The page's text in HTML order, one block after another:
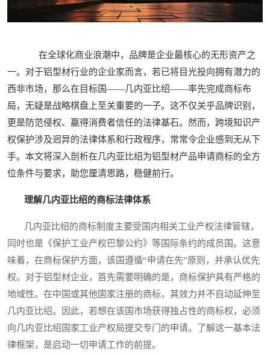
在全球化商业浪潮中，品牌是企业最核心的无形资产之
一。对于铝型材行业的企业家而言，若已将目光投向拥有潜力的
西非市场，那么在目标国——几内亚比绍——率先完成商标布
局，无疑是战略棋盘上至关重要的一子。这不仅关乎品牌识别，
更是防范侵权、赢得消费者信任的法律基石。然而，跨境知识产
权保护涉及迥异的法律体系和行政程序，常常令企业感到无从下
手。本文将深入剖析在几内亚比绍为铝型材产品申请商标的全方
位条件与要求，助您厘清思路，稳健前行。
理解几内亚比绍的商标法律体系
几内亚比绍的商标制度主要受国内相关工业产权法律管辖，
同时也是《保护工业产权巴黎公约》等国际条约的成员国。这意
味着，在商标保护方面，该国遵循“申请在先”原则，并承认优先
权。对于铝型材企业，首先需要明确的是，商标保护具有严格的
地域性。在中国或其他国家注册的商标，其效力并不自动延伸至
几内亚比绍。因此，若想在该国市场获得独占性的商标权，必须
向几内亚比绍国家工业产权局提交专门的申请。了解这一基本法
律框架，是启动一切申请工作的前提。